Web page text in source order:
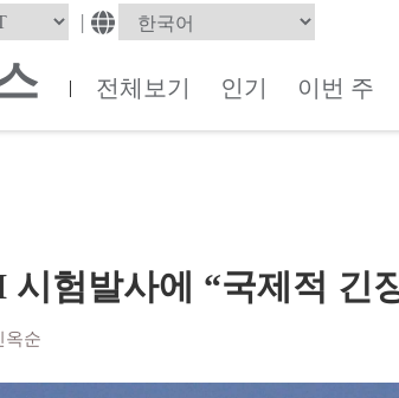
|
| 전체보기 인기 이번 주
험발사에 “국제적 긴
옥순